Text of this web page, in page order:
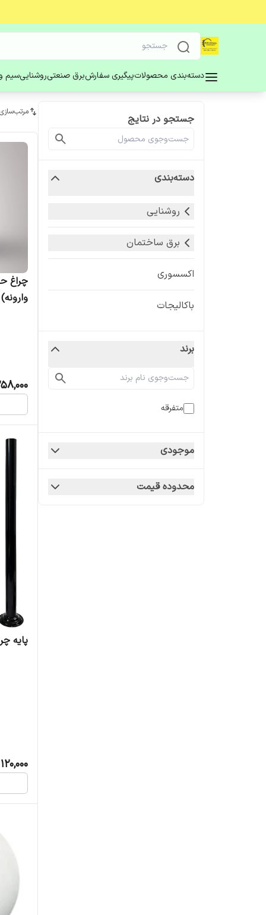
دسته‌بندی محصولاتپیگیری سفارشبرق صنعتیروشناییسیم
جستجو در نتایج
دسته‌بندی
روشنایی
برق ساختمان
اکسسوری
باکالیجات
برند
متفرقه
موجودی
محدوده قیمت
چراغ
وارونه)
پایه
120,000